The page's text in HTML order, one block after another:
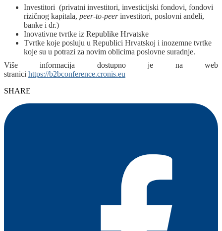
Investitori (privatni investitori, investicijski fondovi, fondovi
rizičnog kapitala, peer-to-peer investitori, poslovni anđeli,
banke i dr.)
Inovativne tvrtke iz Republike Hrvatske
Tvrtke koje posluju u Republici Hrvatskoj i inozemne tvrtke
koje su u potrazi za novim oblicima poslovne suradnje.
Više informacija dostupno je na web
stranici https://b2bconference.cronis.eu
SHARE